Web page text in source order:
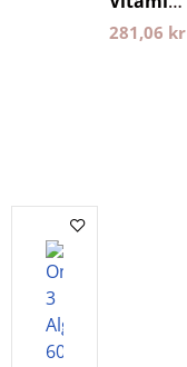
D3 60
281,06 kr